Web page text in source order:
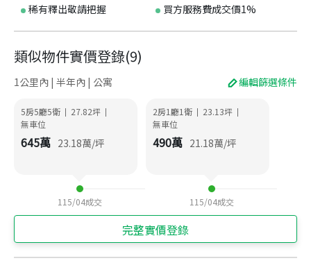
稀有釋出敬請把握
買方服務費成交價1%
類似物件實價登錄(9)
1公里內 | 半年內 | 公寓 編輯篩選條件
5房5廳5衛 | 27.82坪 |
無車位
645萬 23.18萬/坪
115/04成交
2房1廳1衛 | 23.13坪 |
無車位
490萬 21.18萬/坪
115/04成交
完整實價登錄